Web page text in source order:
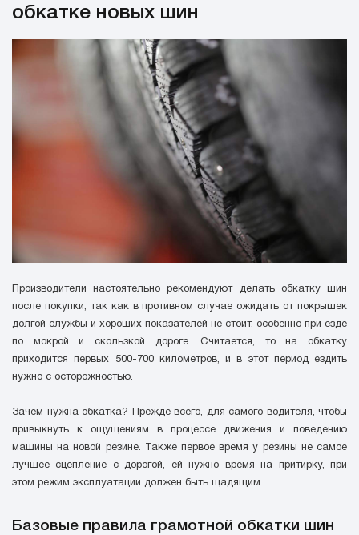
обкатке новых шин
Производители настоятельно рекомендуют делать обкатку шин
после покупки, так как в противном случае ожидать от покрышек
долгой службы и хороших показателей не стоит, особенно при езде
по мокрой и скользкой дороге. Считается, то на обкатку
приходится первых 500-700 километров, и в этот период ездить
нужно с осторожностью.
Зачем нужна обкатка? Прежде всего, для самого водителя, чтобы
привыкнуть к ощущениям в процессе движения и поведению
машины на новой резине. Также первое время у резины не самое
лучшее сцепление с дорогой, ей нужно время на притирку, при
этом режим эксплуатации должен быть щадящим.
Базовые правила грамотной обкатки шин